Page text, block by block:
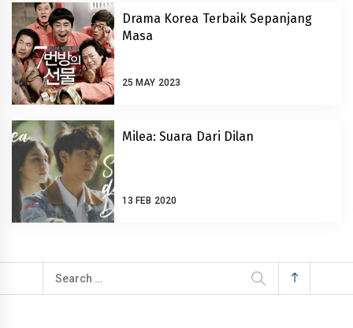
Drama Korea Terbaik Sepanjang
Masa
25 MAY 2023
Milea: Suara Dari Dilan
13 FEB 2020
Search
for: